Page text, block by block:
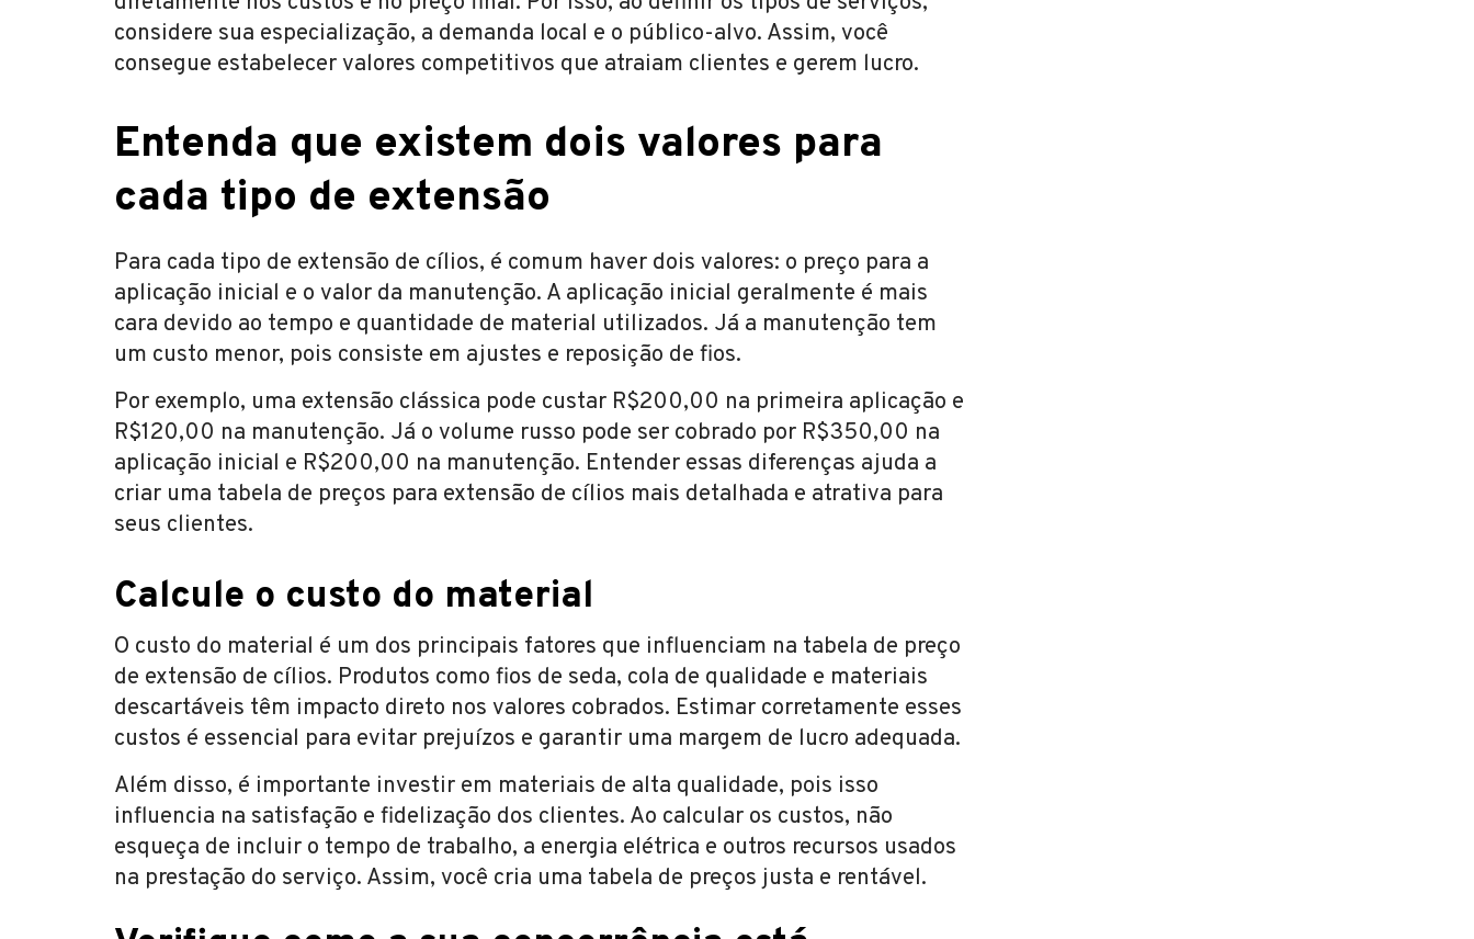
considere sua especialização, a demanda local e o público-alvo. Assim, você
consegue estabelecer valores competitivos que atraiam clientes e gerem lucro.
Entenda que existem dois valores para
cada tipo de extensão
Para cada tipo de extensão de cílios, é comum haver dois valores: o preço para a
aplicação inicial e o valor da manutenção. A aplicação inicial geralmente é mais
cara devido ao tempo e quantidade de material utilizados. Já a manutenção tem
um custo menor, pois consiste em ajustes e reposição de fios.
Por exemplo, uma extensão clássica pode custar R$200,00 na primeira aplicação e
R$120,00 na manutenção. Já o volume russo pode ser cobrado por R$350,00 na
aplicação inicial e R$200,00 na manutenção. Entender essas diferenças ajuda a
criar uma tabela de preços para extensão de cílios mais detalhada e atrativa para
seus clientes.
Calcule o custo do material
O custo do material é um dos principais fatores que influenciam na tabela de preço
de extensão de cílios. Produtos como fios de seda, cola de qualidade e materiais
descartáveis têm impacto direto nos valores cobrados. Estimar corretamente esses
custos é essencial para evitar prejuízos e garantir uma margem de lucro adequada.
Além disso, é importante investir em materiais de alta qualidade, pois isso
influencia na satisfação e fidelização dos clientes. Ao calcular os custos, não
esqueça de incluir o tempo de trabalho, a energia elétrica e outros recursos usados
na prestação do serviço. Assim, você cria uma tabela de preços justa e rentável.